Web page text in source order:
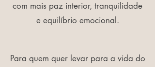
com mais paz interior, tranquilidade
e equilíbrio emocional.
Para quem quer levar para a vida do